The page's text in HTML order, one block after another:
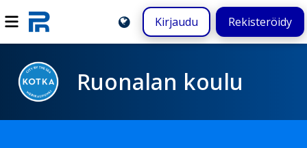
Kirjaudu Rekisteröidy
Ruonalan koulu